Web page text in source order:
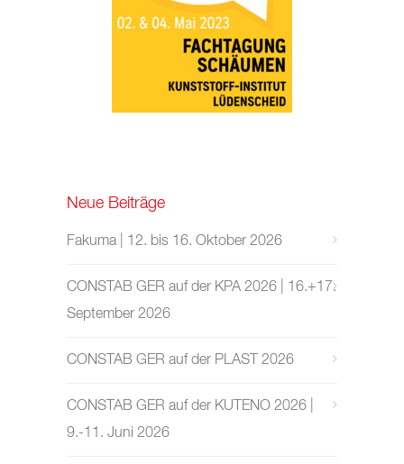
Neue Beiträge
Fakuma | 12. bis 16. Oktober 2026
CONSTAB GER auf der KPA 2026 | 16.+17.
September 2026
CONSTAB GER auf der PLAST 2026
CONSTAB GER auf der KUTENO 2026 |
9.-11. Juni 2026